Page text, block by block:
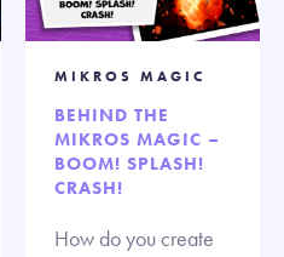
MIKROS MAGIC
BEHIND THE
MIKROS MAGIC –
BOOM! SPLASH!
CRASH!
How do you create